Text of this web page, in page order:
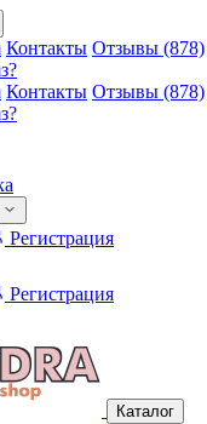
Контакты Отзывы (878)
Контакты Отзывы (878)
Регистрация
Регистрация
Каталог